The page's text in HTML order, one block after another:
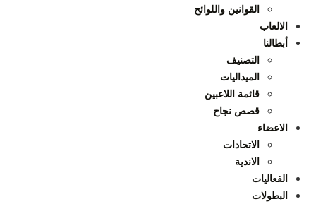
القوانين واللوائح
الالعاب
أبطالنا
التصنيف
الميداليات
قائمة اللاعبين
قصص نجاح
الاعضاء
الاتحادات
الاندية
الفعاليات
البطولات